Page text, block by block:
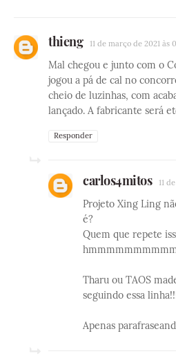
thieng 11 de março de 2021 às
Mal chegou e junto com o
jogou a pá de cal no
cheio de luzinhas, com
lançado. A fabricante será
Responder
carlos4mitos 11
Projeto Xing Ling
é?
Quem que repete
Tharu ou TAOS
seguindo essa
Apenas